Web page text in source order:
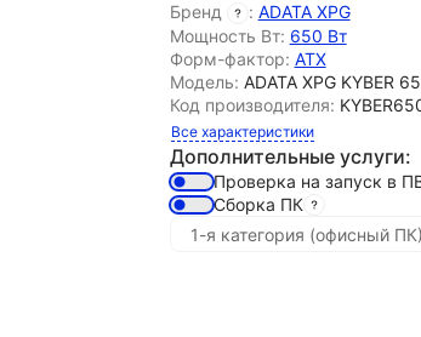
Бренд
: ADATA XPG
Мощность Вт: 650 Вт
Форм-фактор: ATX
Модель: ADATA XPG KYBER
Код производителя:
Все характеристики
Дополнительные услуги:
Проверка на запуск в
Сборка ПК